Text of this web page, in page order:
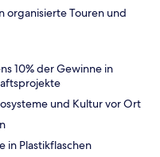
organisierte Touren und
10% der Gewinne in
und Kultur vor Ort
in Plastikflaschen